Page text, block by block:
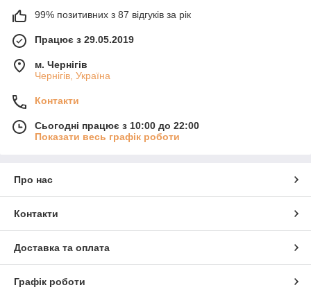
99% позитивних з 87 відгуків за рік
Працює з 29.05.2019
м. Чернігів
Чернігів, Україна
Контакти
Сьогодні працює з 10:00 до 22:00
Показати весь графік роботи
Про нас
Контакти
Доставка та оплата
Графік роботи